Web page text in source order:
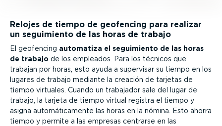
Relojes de tiempo de geofencing para realizar
un seguimiento de las horas de trabajo
El geofencing automatiza el seguimiento de las horas
de trabajo de los empleados. Para los técnicos que
trabajan por horas, esto ayuda a supervisar su tiempo en los
lugares de trabajo mediante la creación de tarjetas de
tiempo virtuales. Cuando un trabajador sale del lugar de
trabajo, la tarjeta de tiempo virtual registra el tiempo y
asigna automá­ti­ca­mente las horas en la nómina. Esto ahorra
tiempo y permite a las empresas centrarse en las